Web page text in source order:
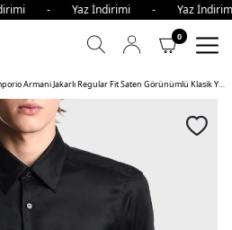
- Yaz İndirimi - Yaz
0
Emporio Armani Jakarlı Regular Fit Saten Görünümlü Klasik Yaka Erkek Gömlek